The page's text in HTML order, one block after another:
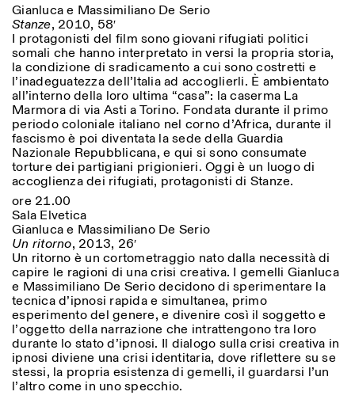
Gianluca e Massimiliano De Serio
Stanze, 2010, 58′
I protagonisti del film sono giovani rifugiati politici
somali che hanno interpretato in versi la propria storia,
la condizione di sradicamento a cui sono costretti e
l’inadeguatezza dell’Italia ad accoglierli. È ambientato
all’interno della loro ultima “casa”: la caserma La
Marmora di via Asti a Torino. Fondata durante il primo
periodo coloniale italiano nel corno d’Africa, durante il
fascismo è poi diventata la sede della Guardia
Nazionale Repubblicana, e qui si sono consumate
torture dei partigiani prigionieri. Oggi è un luogo di
accoglienza dei rifugiati, protagonisti di Stanze.
ore 21.00
Sala Elvetica
Gianluca e Massimiliano De Serio
Un ritorno, 2013, 26′
Un ritorno è un cortometraggio nato dalla necessità di
capire le ragioni di una crisi creativa. I gemelli Gianluca
e Massimiliano De Serio decidono di sperimentare la
tecnica d’ipnosi rapida e simultanea, primo
esperimento del genere, e divenire così il soggetto e
l’oggetto della narrazione che intrattengono tra loro
durante lo stato d’ipnosi. Il dialogo sulla crisi creativa in
ipnosi diviene una crisi identitaria, dove riflettere su se
stessi, la propria esistenza di gemelli, il guardarsi l’un
l’altro come in uno specchio.